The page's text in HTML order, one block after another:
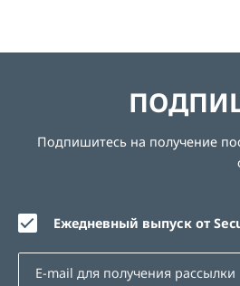
Подпишитесь на получение
Ежедневный выпуск от